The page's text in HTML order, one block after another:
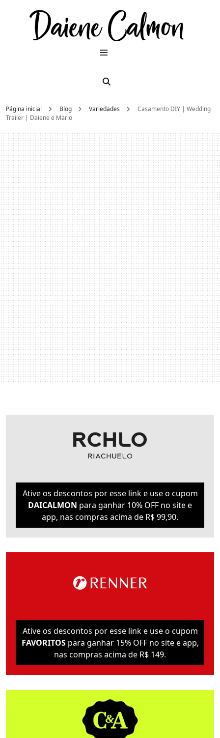
Página inicial Blog Variedades
Casamento DIY | Wedding
Trailer | Daiene e Mario
Ative os descontos por esse link e use o cupom
DAICALMON para ganhar 10% OFF no site e
app, nas compras acima de R$ 99,90.
Ative os descontos por esse link e use o cupom
FAVORITOSpara ganhar 15% OFF no site e app,
nas compras acima de R$ 149.